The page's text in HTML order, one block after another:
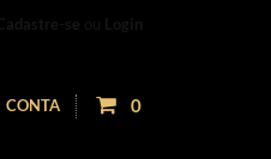
CONTA 0